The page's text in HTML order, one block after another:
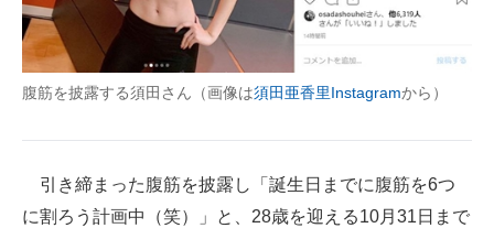
経営リーダーのコミュニティ
マーケ×ITの今がよく分かる
IT製品の技術・比較・事例
腹筋を披露する須田さん（画像は須田亜香里Instagramから）
引き締まった腹筋を披露し「誕生日までに腹筋を6つ
に割ろう計画中（笑）」と、28歳を迎える10月31日まで